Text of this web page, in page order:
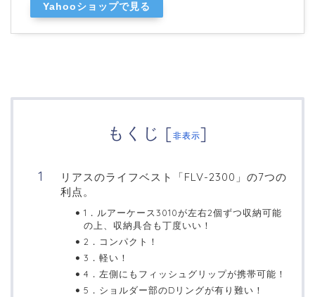
Yahooショップで見る
もくじ [非表示]
リアスのライフベスト「FLV-2300」の7つの
利点。
1．ルアーケース3010が左右2個ずつ収納可能
の上、収納具合も丁度いい！
2．コンパクト！
3．軽い！
4．左側にもフィッシュグリップが携帯可能！
5．ショルダー部のDリングが有り難い！